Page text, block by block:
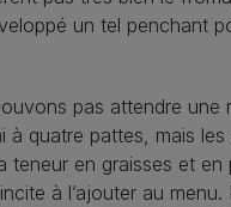
un tel penchant
pas attendre une
à quatre pattes, mais les
teneur en graisses et en
à l’ajouter au menu.